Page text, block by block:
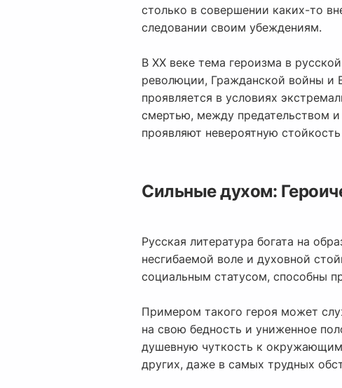
столько в совершении каких-то
следовании своим убеждениям.
В XX веке тема героизма в
революции, Гражданской войны и
проявляется в условиях
смертью, между предательством
проявляют невероятную
Сильные духом:
Русская литература богата на
несгибаемой воле и духовной
социальным статусом, способны
Примером такого героя может
на свою бедность и униженное
душевную чуткость к
других, даже в самых трудных